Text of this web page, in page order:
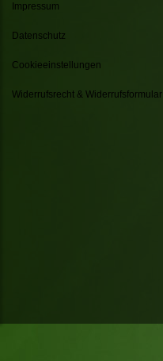
Impressum
Datenschutz
Cookieeinstellungen
Widerrufsrecht & Widerrufsformular